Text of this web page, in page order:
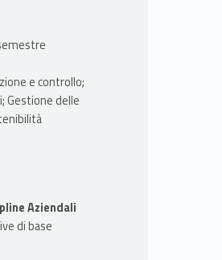
e controllo;
Gestione delle
Aziendali
di base